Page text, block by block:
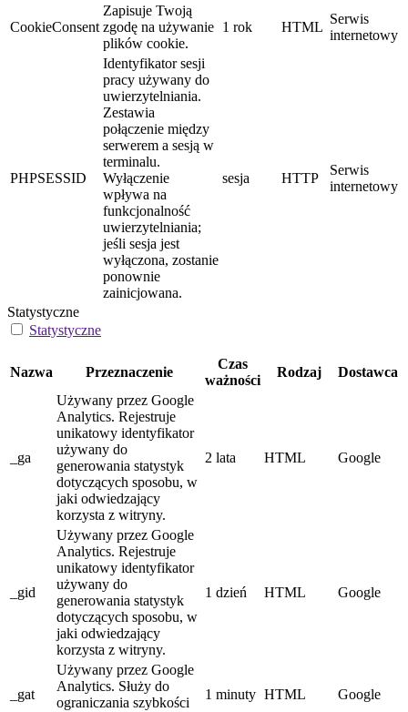
CookieConsent
Zapisuje Twoją
zgodę na używanie
plików cookie.
1 rok HTML
Serwis
internetowy
PHPSESSID
Identyfikator sesji
pracy używany do
uwierzytelniania.
Zestawia
połączenie między
serwerem a sesją w
terminalu.
Wyłączenie
wpływa na
funkcjonalność
uwierzytelniania;
jeśli sesja jest
wyłączona, zostanie
ponownie
zainicjowana.
sesja HTTP
Serwis
internetowy
Statystyczne
Statystyczne
Nazwa Przeznaczenie
Czas
ważności
Rodzaj Dostawca
_ga
Używany przez Google
Analytics. Rejestruje
unikatowy identyfikator
używany do
generowania statystyk
dotyczących sposobu, w
jaki odwiedzający
korzysta z witryny.
2 lata HTML Google
_gid
Używany przez Google
Analytics. Rejestruje
unikatowy identyfikator
używany do
generowania statystyk
dotyczących sposobu, w
jaki odwiedzający
korzysta z witryny.
1 dzień HTML Google
_gat
Używany przez Google
Analytics. Służy do
ograniczania szybkości
1 minuty HTML Google